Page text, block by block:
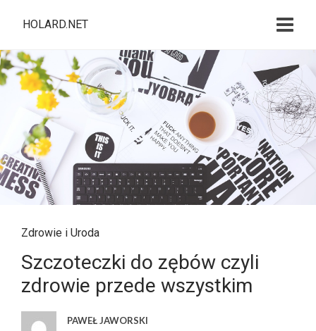
HOLARD.NET
Zdrowie i Uroda
Szczoteczki do zębów czyli
zdrowie przede wszystkim
PAWEŁ JAWORSKI